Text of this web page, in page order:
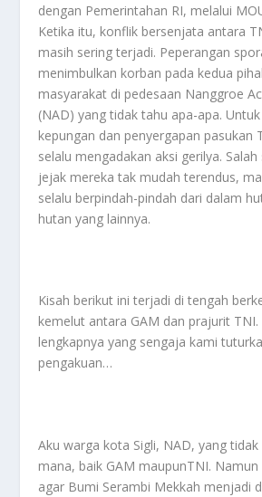
dengan Pemerintahan RI, melalui
Ketika itu, konflik bersenjata antara
masih sering terjadi. Peperangan
menimbulkan korban pada kedua
masyarakat di pedesaan Nanggroe
(NAD) yang tidak tahu apa-apa.
kepungan dan penyergapan pasukan
selalu mengadakan aksi gerilya.
jejak mereka tak mudah terendus,
selalu berpindah-pindah dari dalam
hutan yang lainnya.
Kisah berikut ini terjadi di tengah
kemelut antara GAM dan prajurit
lengkapnya yang sengaja kami
pengakuan…
Aku warga kota Sigli, NAD, yang
mana, baik GAM maupunTNI.
agar Bumi Serambi Mekkah menjadi